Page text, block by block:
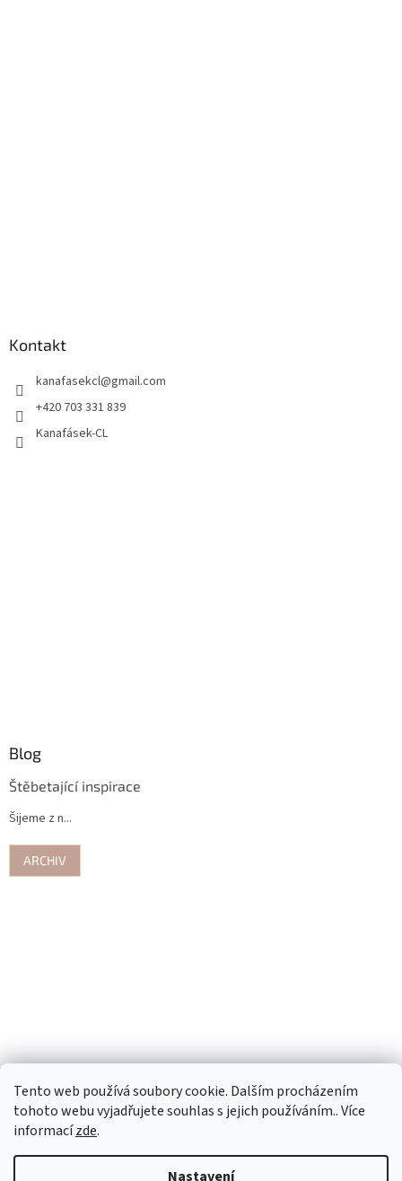
Tento web používá soubory cookie. Dalším procházením
tohoto webu vyjadřujete souhlas s jejich používáním.. Více
informacízde.
Nastavení
Kontakt
kanafasekcl@gmail.com
+420 703 331 839
Kanafásek-CL
Blog
Štěbetající inspirace
Šijeme z n...
ARCHIV